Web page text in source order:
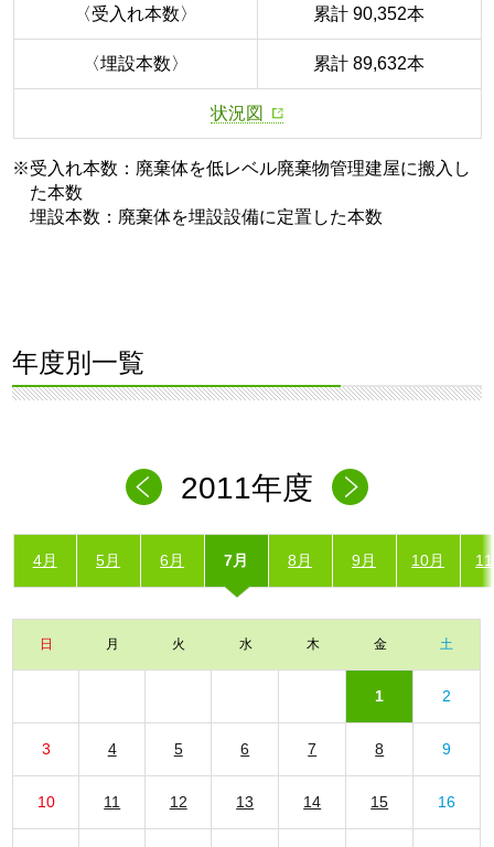
〈受入れ本数〉 累計 90,352本
〈埋設本数〉 累計 89,632本
状況図
※受入れ本数：廃棄体を低レベル廃棄物管理建屋に搬入し
た本数
埋設本数：廃棄体を埋設設備に定置した本数
年度別一覧
2011年度
4月 5月 6月 7月 8月 9月 10月
日 月 火 水 木 金 土
1 2
3 4 5 6 7 8 9
10 11 12 13 14 15 16